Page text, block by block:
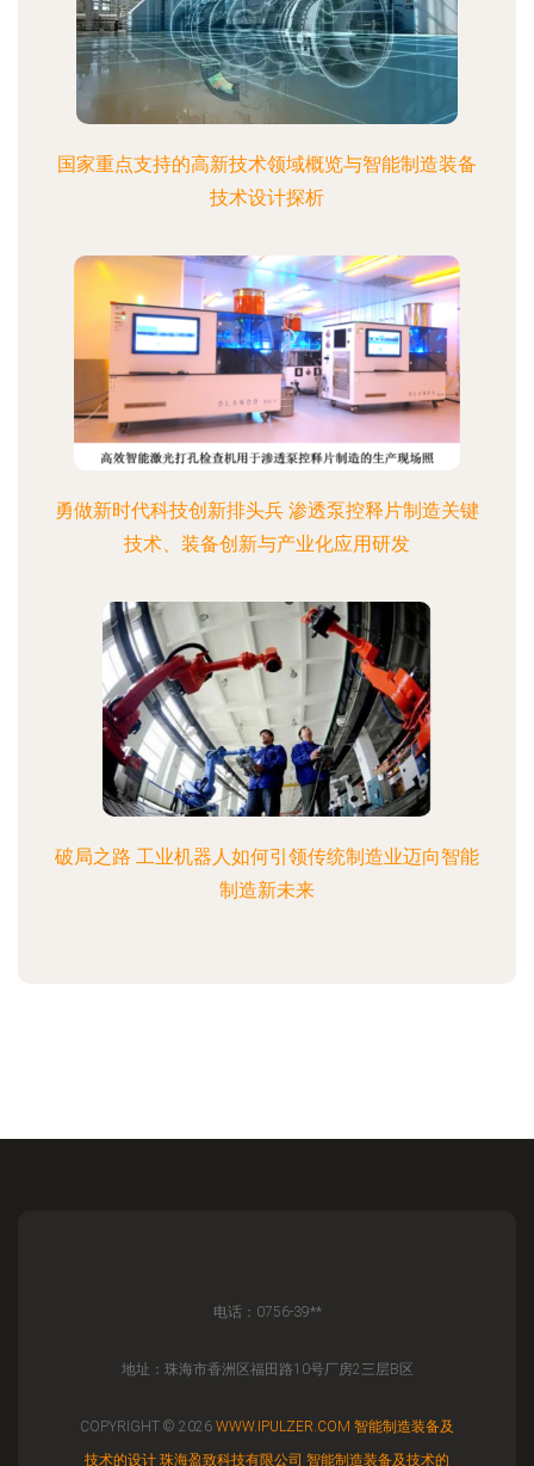
国家重点支持的高新技术领域概览与智能制造装备
技术设计探析
勇做新时代科技创新排头兵 渗透泵控释片制造关键
技术、装备创新与产业化应用研发
破局之路 工业机器人如何引领传统制造业迈向智能
制造新未来
电话：0756-39**
地址：珠海市香洲区福田路10号厂房2三层B区
COPYRIGHT © 2026 WWW.IPULZER.COM 智能制造装备及
技术的设计 珠海盈致科技有限公司 智能制造装备及技术的